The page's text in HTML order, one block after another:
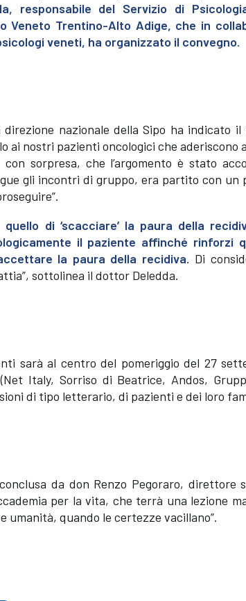
responsabile del Servizio di
Veneto Trentino-Alto Adige, che in
veneti, ha organizzato il convegno.
nazionale della Sipo ha indicato
ai nostri pazienti oncologici che
sorpresa, che l’argomento è stato
gli incontri di gruppo, era partito con
quello di ‘scacciare’ la paura della
il paziente affinché rinforzi
la paura della recidiva. Di
sottolinea il dottor Deledda.
sarà al centro del pomeriggio del 27
Italy, Sorriso di Beatrice, Andos,
di tipo letterario, di pazienti e dei loro
da don Renzo Pegoraro, direttore
per la vita, che terrà una lezione
umanità, quando le certezze vacillano”.